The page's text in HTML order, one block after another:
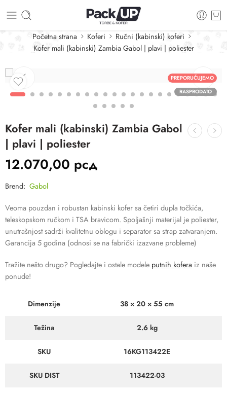
Početna strana Koferi
Ručni (kabinski) koferi
Kofer mali (kabinski) Zambia Gabol | plavi | poliester
PREPORUČUJEMO
RASPRODATO
Kofer mali (kabinski) Zambia Gabol
| plavi | poliester
12.070,00 рсд
Brend: Gabol
Veoma pouzdan i robustan kabinski kofer sa četiri dupla točkića,
teleskopskom ručkom i TSA bravicom. Spoljašnji materijal je poliester,
unutrašnjost sadrži kvalitetnu oblogu i separator sa strap zatvaranjem.
Garancija 5 godina (odnosi se na fabrički izazvane probleme)
Tražite nešto drugo? Pogledajte i ostale modele putnih kofera iz naše
ponude!
Dimenzije 38 × 20 × 55 cm
Težina 2.6 kg
SKU 16KG113422E
SKU DIST 113422-03